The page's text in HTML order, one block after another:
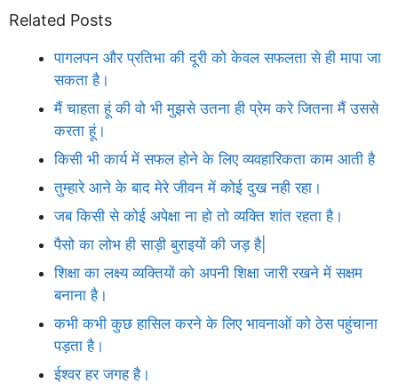
Related Posts
पागलपन और प्रतिभा की दूरी को केवल सफलता से ही मापा जा
सकता है।
मैं चाहता हूं की वो भी मुझसे उतना ही प्रेम करे जितना मैं उससे
करता हूं।
किसी भी कार्य में सफल होने के लिए व्यवहारिकता काम आती है
तुम्हारे आने के बाद मेरे जीवन में कोई दुख नही रहा।
जब किसी से कोई अपेक्षा ना हो तो व्यक्ति शांत रहता है।
पैसो का लोभ ही साड़ी बुराइयों की जड़ है|
शिक्षा का लक्ष्य व्यक्तियों को अपनी शिक्षा जारी रखने में सक्षम
बनाना है।
कभी कभी कुछ हासिल करने के लिए भावनाओं को ठेस पहुंचाना
पड़ता है।
ईश्वर हर जगह है।